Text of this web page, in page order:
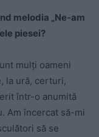
melodia „Ne-am
piesei?
mulți oameni
la ură, certuri,
într-o anumită
Am încercat să-mi
să se